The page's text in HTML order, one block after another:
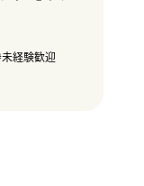
未経験歓迎